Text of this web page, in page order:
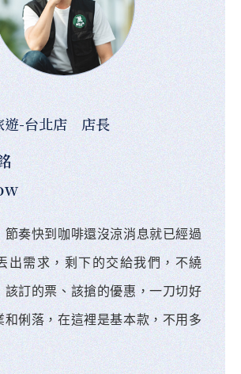
遊-台北店 店長
節奏快到咖啡還沒涼消息就已經過
出需求，剩下的交給我們，不繞
該訂的票、該搶的優惠，一刀切好
和俐落，在這裡是基本款，不用多